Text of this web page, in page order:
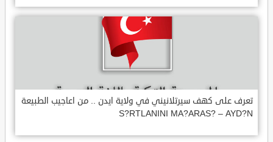
تعرف على كهف سيرتلانيني في ولاية ايدن .. من اعاجيب الطبيعة
S?RTLANINI MA?ARAS? – AYD?N